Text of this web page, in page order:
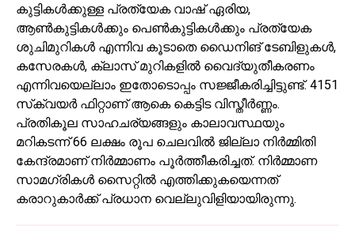
കുട്ടികൾക്കുള്ള പ്രത്യേക വാഷ് ഏരിയ,
ആൺകുട്ടികൾക്കും പെൺകുട്ടികൾക്കും പ്രത്യേക
ശുചിമുറികൾ എന്നിവ കൂടാതെ ഡൈനിങ് ടേബിളുകൾ,
കസേരകൾ, ക്ലാസ് മുറികളിൽ വൈദ്യുതീകരണം
എന്നിവയെല്ലാം ഇതോടൊപ്പം സജ്ജീകരിച്ചിട്ടുണ്ട്. 4151
സ്‌ക്വയർ ഫിറ്റാണ് ആകെ കെട്ടിട വിസ്തീർണ്ണം.
പ്രതികൂല സാഹചര്യങ്ങളും കാലാവസ്ഥയും
മറികടന്ന് 66 ലക്ഷം രൂപ ചെലവിൽ ജില്ലാ നിർമ്മിതി
കേന്ദ്രമാണ് നിർമ്മാണം പൂർത്തീകരിച്ചത്. നിർമ്മാണ
സാമഗ്രികൾ സൈറ്റിൽ എത്തിക്കുകയെന്നത്
കരാറുകാർക്ക് പ്രധാന വെല്ലുവിളിയായിരുന്നു.